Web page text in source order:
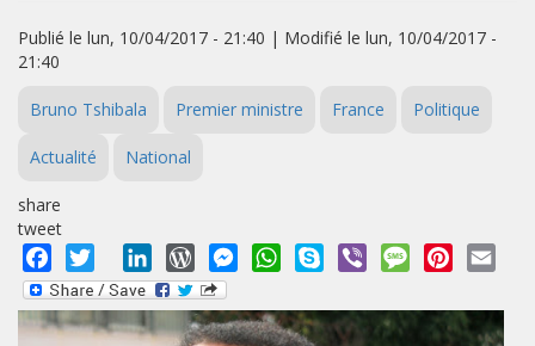
Publié le lun, 10/04/2017 - 21:40 | Modifié le lun, 10/04/2017 -
21:40
Bruno Tshibala Premier ministre France Politique
Actualité National
share
tweet
Facebook
Twitter LinkedInWordPressMessengerWhatsApp
Skype Viber MessagePinterest